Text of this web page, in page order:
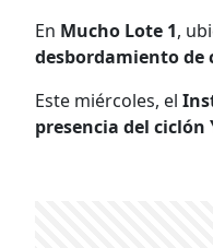
En Mucho Lote 1,
desbordamiento de
Este miércoles, el
presencia del ciclón